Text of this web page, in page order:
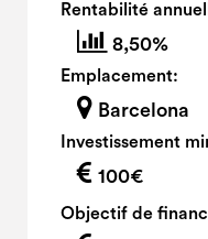
Rentabilité
8,50%
Emplacement:
Barcelona
Investissement
100€
Objectif de